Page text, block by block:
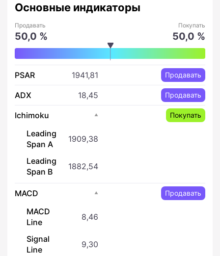
Основные индикаторы
Продавать
50,0 %
Покупать
50,0 %
PSAR 1941,81 Продавать
ADX 18,45 Продавать
Ichimoku Покупать
Leading
Span A
1909,38
Leading
Span B
1882,54
MACD Продавать
MACD
Line
8,46
Signal
Line
9,30